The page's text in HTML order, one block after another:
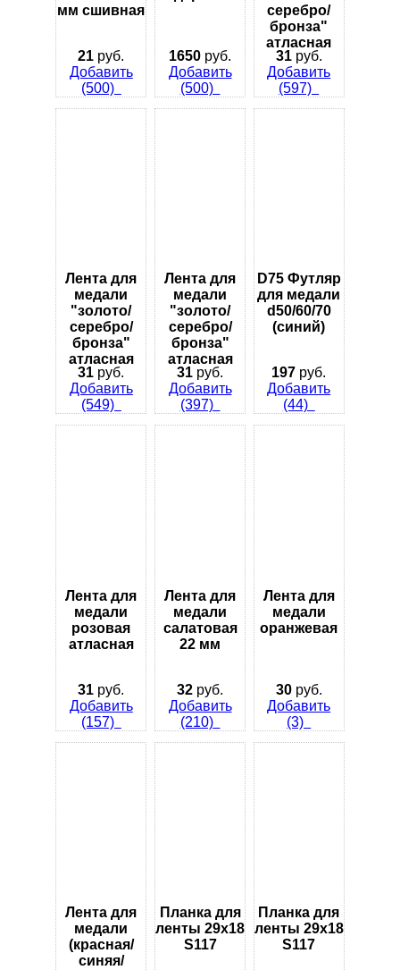
мм сшивная
21 руб.
Добавить
(500)
1650 руб.
Добавить
(500)
серебро/
бронза"
атласная
31руб.
Добавить
(597)
Лента для
медали
"золото/
серебро/
бронза"
атласная
31 руб.
Добавить
(549)
Лента для
медали
"золото/
серебро/
бронза"
атласная
31 руб.
Добавить
(397)
D75 Футляр
для медали
d50/60/70
(синий)
197 руб.
Добавить
(44)
Лента для
медали
розовая
атласная
31 руб.
Добавить
(157)
Лента для
медали
салатовая
22 мм
32 руб.
Добавить
(210)
Лента для
медали
оранжевая
30руб.
Добавить
(3)
Лента для
медали
(красная/
синяя/
Планка для
ленты 29х18
S117
Планка для
ленты 29х18
S117